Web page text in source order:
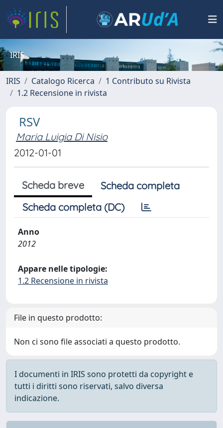
IRIS
IRIS Catalogo Ricerca
1 Contributo su Rivista
1.2 Recensione in rivista
RSV
Maria Luigia Di Nisio
2012-01-01
Scheda breve
Scheda completa
Scheda completa (DC)
Anno
2012
Appare nelle tipologie:
1.2 Recensione in rivista
File in questo prodotto:
Non ci sono file associati a questo prodotto.
I documenti in IRIS sono protetti da copyright e
tutti i diritti sono riservati, salvo diversa
indicazione.